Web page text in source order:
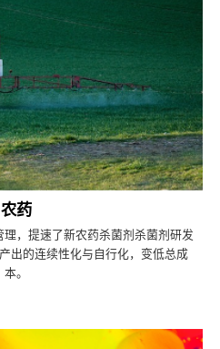
农药
，提速了新农药杀菌剂杀菌剂研发
出的连续性化与自行化，变低总成
本。